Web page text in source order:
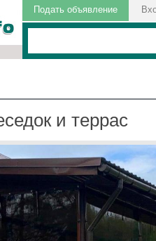
Подать объявление
и террас